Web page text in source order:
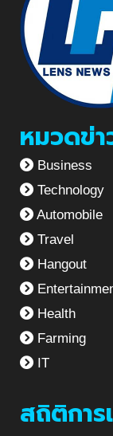
หมวดข่า
Business
Technology
Automobile
Travel
Hangout
Health
Farming
IT
สถิติการ